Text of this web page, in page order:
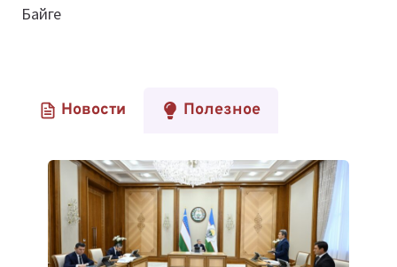
Байге
Новости Полезное